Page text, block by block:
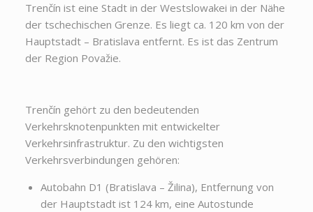
Trenčín ist eine Stadt in der Westslowakei in der Nähe
der tschechischen Grenze. Es liegt ca. 120 km von der
Hauptstadt – Bratislava entfernt. Es ist das Zentrum
der Region Považie.
Trenčín gehört zu den bedeutenden
Verkehrsknotenpunkten mit entwickelter
Verkehrsinfrastruktur. Zu den wichtigsten
Verkehrsverbindungen gehören:
Autobahn D1 (Bratislava – Žilina), Entfernung von
der Hauptstadt ist 124 km, eine Autostunde